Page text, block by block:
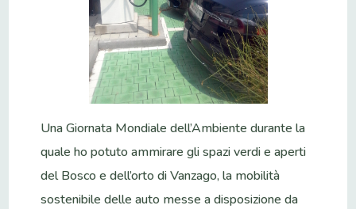
Una Giornata Mondiale dell’Ambiente durante la
quale ho potuto ammirare gli spazi verdi e aperti
del Bosco e dell’orto di Vanzago, la mobilità
sostenibile delle auto messe a disposizione da